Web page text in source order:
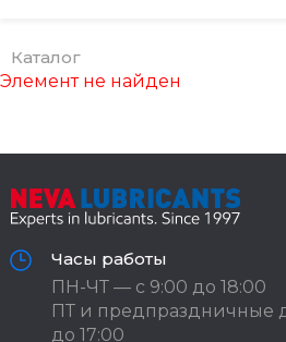
Каталог
Элемент не найден
Часы работы
ПН-ЧТ — с 9:00 до 18:00
ПТ и предпраздничные
до 17:00